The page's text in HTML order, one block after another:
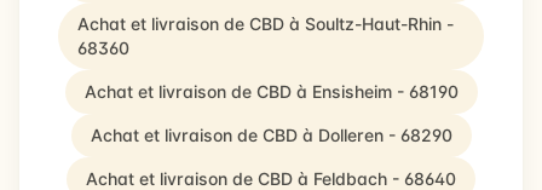
Achat et livraison de CBD à Soultz-Haut-Rhin -
68360
Achat et livraison de CBD à Ensisheim - 68190
Achat et livraison de CBD à Dolleren - 68290
Achat et livraison de CBD à Feldbach - 68640